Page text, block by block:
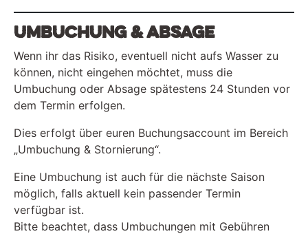
Umbuchung & Absage
Wenn ihr das Risiko, eventuell nicht aufs Wasser zu
können, nicht eingehen möchtet, muss die
Umbuchung oder Absage spätestens 24 Stunden vor
dem Termin erfolgen.
Dies erfolgt über euren Buchungsaccount im Bereich
„Umbuchung & Stornierung“.
Eine Umbuchung ist auch für die nächste Saison
möglich, falls aktuell kein passender Termin
verfügbar ist.
Bitte beachtet, dass Umbuchungen mit Gebühren